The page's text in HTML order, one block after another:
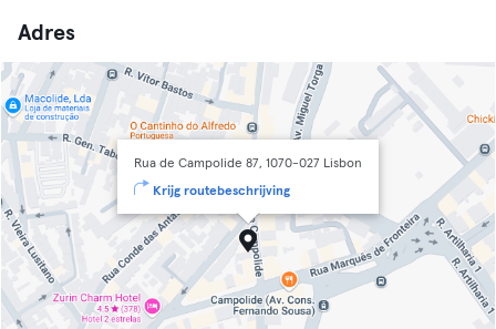
Adres
Rua de Campolide 87, 1070-027 Lisbon
Krijg routebeschrijving